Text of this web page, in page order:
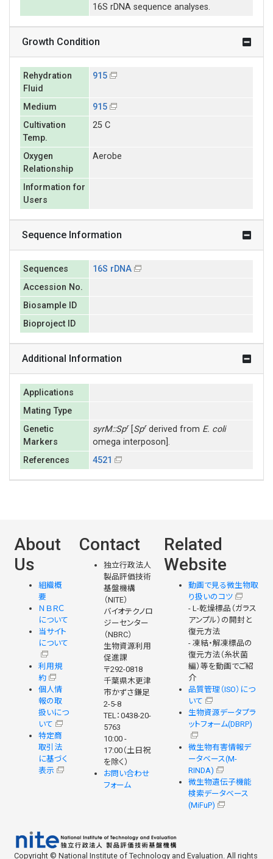
16S rDNA sequence analyses.
Growth Condition
Rehydration
Fluid
915
Medium
915
Cultivation
Temp.
25 C
Oxygen
Relationship
Aerobe
Information for
Users
Sequence Information
Sequences
16S rDNA
Accession No.
Biosample ID
Bioproject ID
Additional Information
Applications
Mating Type
Genetic
Markers
syrM::Spr[Sprderived from E. coli
omega interposon].
References
4521
About
Us
組織概
要
ＮＢＲＣ
について
当サイト
について
利用規
約
個人情
報の取
扱いにつ
いて
特定商
取引法
に基づく
表示
Contact
独立行政法人
製品評価技術
基盤機構
（NITE）
バイオテクノロ
ジーセンター
（NBRC）
生物資源利用
促進課
〒292-0818
千葉県木更津
市かずさ鎌足
2-5-8
TEL：0438-20-
5763
10:00 -
17:00（土日祝
を除く）
お問い合わせ
フォーム
Related
Website
動画で見る微生物取
り扱いのコツ
- L-乾燥標品（ガラス
アンプル）の開封と
復元方法
- 凍結・解凍標品の
復元方法（糸状菌
編）等を動画でご紹
介
品質管理（ISO）につ
いて
生物資源データプラ
ットフォーム(DBRP)
微生物有害情報デ
ータベース(M-
RINDA)
微生物遺伝子機能
検索データベース
(MiFuP)
Copyright © National Institute of Technology and Evaluation. All rights